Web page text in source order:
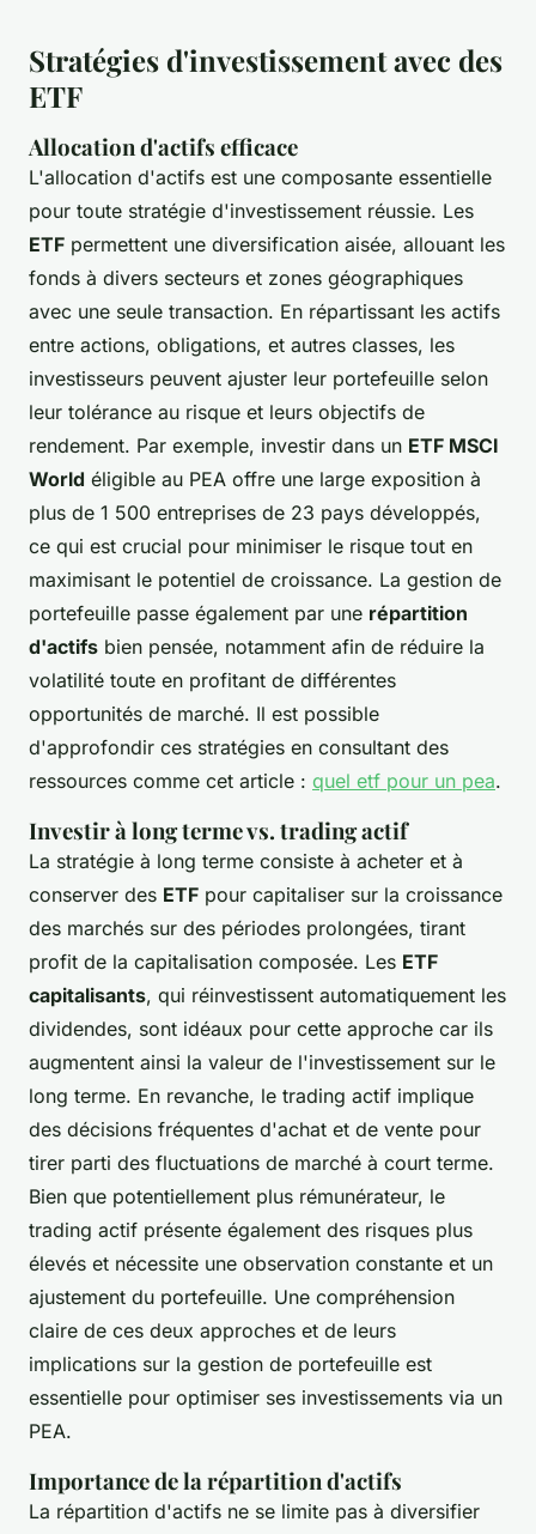
Stratégies d'investissement avec des
ETF
Allocation d'actifs efficace
L'allocation d'actifs est une composante essentielle
pour toute stratégie d'investissement réussie. Les
ETF permettent une diversification aisée, allouant les
fonds à divers secteurs et zones géographiques
avec une seule transaction. En répartissant les actifs
entre actions, obligations, et autres classes, les
investisseurs peuvent ajuster leur portefeuille selon
leur tolérance au risque et leurs objectifs de
rendement. Par exemple, investir dans un ETF MSCI
World éligible au PEA offre une large exposition à
plus de 1 500 entreprises de 23 pays développés,
ce qui est crucial pour minimiser le risque tout en
maximisant le potentiel de croissance. La gestion de
portefeuille passe également par une répartition
d'actifs bien pensée, notamment afin de réduire la
volatilité toute en profitant de différentes
opportunités de marché. Il est possible
d'approfondir ces stratégies en consultant des
ressources comme cet article : quel etf pour un pea.
Investir à long terme vs. trading actif
La stratégie à long terme consiste à acheter et à
conserver des ETF pour capitaliser sur la croissance
des marchés sur des périodes prolongées, tirant
profit de la capitalisation composée. Les ETF
capitalisants, qui réinvestissent automatiquement les
dividendes, sont idéaux pour cette approche car ils
augmentent ainsi la valeur de l'investissement sur le
long terme. En revanche, le trading actif implique
des décisions fréquentes d'achat et de vente pour
tirer parti des fluctuations de marché à court terme.
Bien que potentiellement plus rémunérateur, le
trading actif présente également des risques plus
élevés et nécessite une observation constante et un
ajustement du portefeuille. Une compréhension
claire de ces deux approches et de leurs
implications sur la gestion de portefeuille est
essentielle pour optimiser ses investissements via un
PEA.
Importance de la répartition d'actifs
La répartition d'actifs ne se limite pas à diversifier